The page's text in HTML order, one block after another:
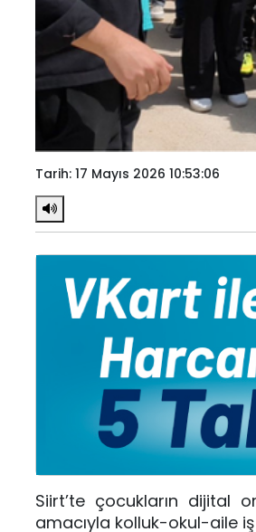
Tarih: 17 Mayıs 2026 10:53:06
Siirt’te çocukların dijital
amacıyla kolluk-okul-aile